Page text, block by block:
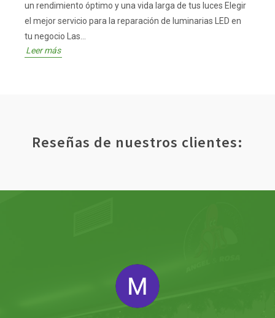
un rendimiento óptimo y una vida larga de tus luces Elegir
el mejor servicio para la reparación de luminarias LED en
tu negocio Las...
Leer más
Reseñas de nuestros clientes: